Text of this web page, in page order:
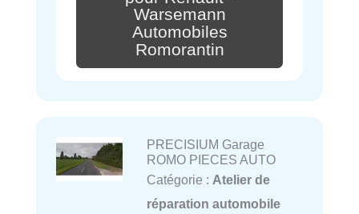
Warsemann
Automobiles
Romorantin
PRECISIUM Garage
ROMO PIECES AUTO
Catégorie : Atelier de
réparation automobile